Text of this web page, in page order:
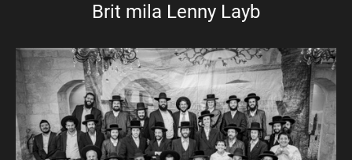
Brit mila Lenny Layb